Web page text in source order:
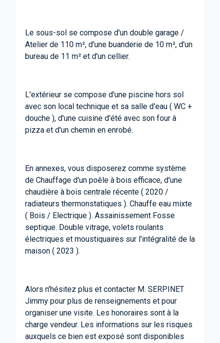
Le sous-sol se compose d'un double garage /
Atelier de 110 m², d'une buanderie de 10 m², d'un
bureau de 11 m² et d'un cellier.
L'extérieur se compose d'une piscine hors sol
avec son local technique et sa salle d'eau ( WC +
douche ), d'une cuisine d'été avec son four à
pizza et d'un chemin en enrobé.
En annexes, vous disposerez comme système
de Chauffage d'un poêle à bois efficace, d'une
chaudière à bois centrale récente ( 2020 /
radiateurs thermonstatiques ). Chauffe eau mixte
( Bois / Electrique ). Assainissement Fosse
septique. Double vitrage, volets roulants
électriques et moustiquaires sur l'intégralité de la
maison ( 2023 ).
Alors n'hésitez plus et contacter M. SERPINET
Jimmy pour plus de renseignements et pour
organiser une visite. Les honoraires sont à la
charge vendeur. Les informations sur les risques
auxquels ce bien est exposé sont disponibles